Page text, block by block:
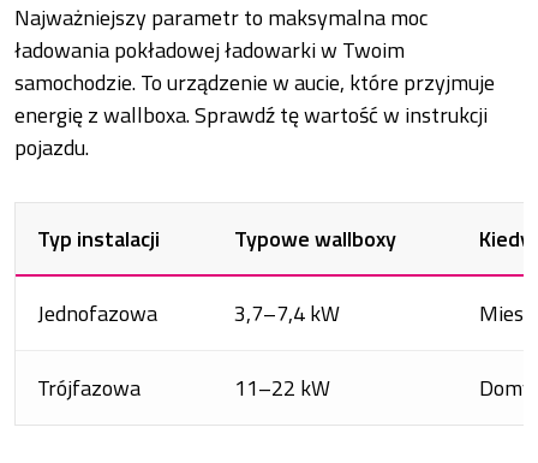
Najważniejszy parametr to maksymalna moc
ładowania pokładowej ładowarki w Twoim
samochodzie. To urządzenie w aucie, które przyjmuje
energię z wallboxa. Sprawdź tę wartość w instrukcji
pojazdu.
Typ instalacji Typowe wallboxy
Jednofazowa 3,7–7,4 kW
Trójfazowa 11–22 kW